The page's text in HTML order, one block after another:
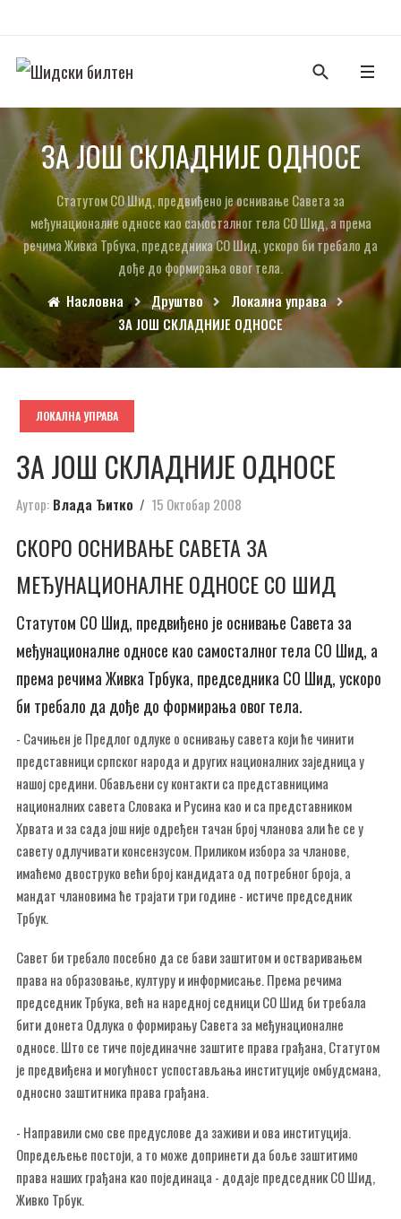
ЗА ЈОШ СКЛАДНИЈЕ ОДНОСЕ
Статутом СО Шид, предвиђено је оснивање Савета за
међунационалне односе као самосталног тела СО Шид, а према
речима Живка Трбука, председника СО Шид, ускоро би требало да
дође до формирања овог тела.
Насловна
Друштво
Локална управа
ЗА ЈОШ СКЛАДНИЈЕ ОДНОСЕ
ЛОКАЛНА УПРАВА
ЗА ЈОШ СКЛАДНИЈЕ ОДНОСЕ
Аутор: Влада Ђитко 15 Октобар 2008
СКОРО ОСНИВАЊЕ САВЕТА ЗА
МЕЂУНАЦИОНАЛНЕ ОДНОСЕ СО ШИД
Статутом СО Шид, предвиђено је оснивање Савета за
међунационалне односе као самосталног тела СО Шид, а
према речима Живка Трбука, председника СО Шид, ускоро
би требало да дође до формирања овог тела.
- Сачињен је Предлог одлуке о оснивању савета који ће чинити
представници српског народа и других националних заједница у
нашој средини. Обављени су контакти са представницима
националних савета Словака и Русина као и са представником
Хрвата и за сада још није одређен тачан број чланова али ће се у
савету одлучивати консензусом. Приликом избора за чланове,
имаћемо двоструко већи број кандидата од потребног броја, а
мандат члановима ће трајати три године - истиче председник
Трбук.
Савет би требало посебно да се бави заштитом и остваривањем
права на образовање, културу и информисање. Према речима
председник Трбука, већ на наредној седници СО Шид би требала
бити донета Одлука о формирању Савета за међунационалне
односе. Што се тиче појединачне заштите права грађана, Статутом
је предвиђена и могућност успостављања институције омбудсмана,
односно заштитника права грађана.
- Направили смо све предуслове да заживи и ова институција.
Опредељење постоји, а то може допринети да боље заштитимо
права наших грађана као појединаца - додаје председник СО Шид,
Живко Трбук.